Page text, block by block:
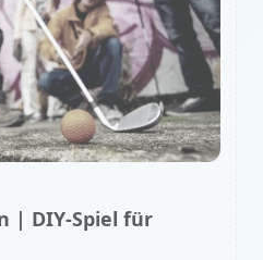
| DIY-Spiel für